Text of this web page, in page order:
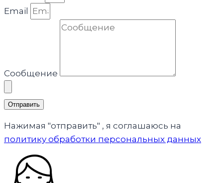
Email
Сообщение
Отправить
Нажимая "отправить" , я соглашаюсь на
политику обработки персональных данных